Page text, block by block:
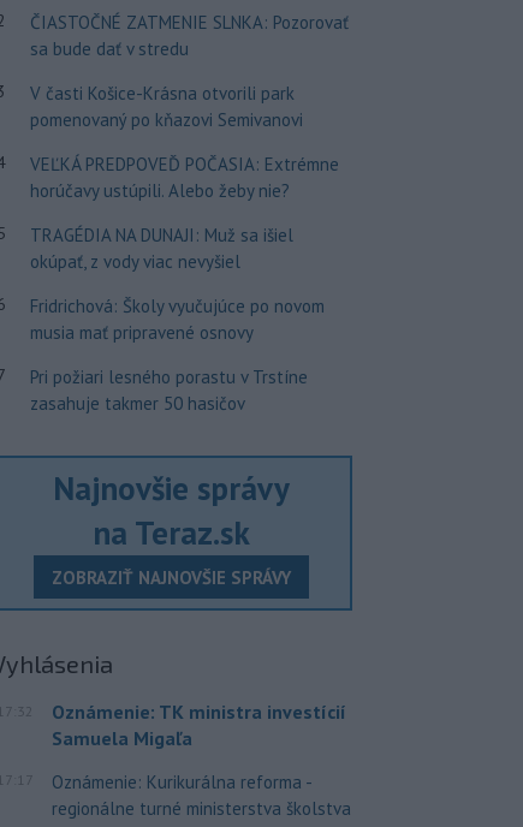
ČIASTOČNÉ ZATMENIE SLNKA: Pozorovať
sa bude dať v stredu
V časti Košice-Krásna otvorili park
pomenovaný po kňazovi Semivanovi
VEĽKÁ PREDPOVEĎ POČASIA: Extrémne
horúčavy ustúpili. Alebo žeby nie?
TRAGÉDIA NA DUNAJI: Muž sa išiel
okúpať, z vody viac nevyšiel
Fridrichová: Školy vyučujúce po novom
musia mať pripravené osnovy
Pri požiari lesného porastu v Trstíne
zasahuje takmer 50 hasičov
Najnovšie správy
na Teraz.sk
ZOBRAZIŤ NAJNOVŠIE SPRÁVY
17:32
Oznámenie: TK ministra investícií
Samuela Migaľa
17:17
Oznámenie: Kurikurálna reforma -
regionálne turné ministerstva školstva